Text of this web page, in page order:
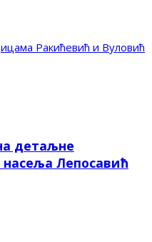
Ракићевић и Вуловић
детаљне
насеља Лепосавић